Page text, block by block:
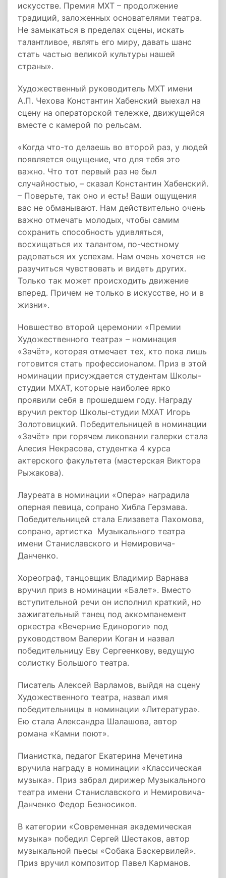
искусстве. Премия МХТ – продолжение
традиций, заложенных основателями театра.
Не замыкаться в пределах сцены, искать
талантливое, являть его миру, давать шанс
стать частью великой культуры нашей
страны».
Художественный руководитель МХТ имени
А.П. Чехова Константин Хабенский выехал на
сцену на операторской тележке, движущейся
вместе с камерой по рельсам.
«Когда что-то делаешь во второй раз, у людей
появляется ощущение, что для тебя это
важно. Что тот первый раз не был
случайностью, – сказал Константин Хабенский.
– Поверьте, так оно и есть! Ваши ощущения
вас не обманывают. Нам действительно очень
важно отмечать молодых, чтобы самим
сохранить способность удивляться,
восхищаться их талантом, по-честному
радоваться их успехам. Нам очень хочется не
разучиться чувствовать и видеть других.
Только так может происходить движение
вперед. Причем не только в искусстве, но и в
жизни».
Новшество второй церемонии «Премии
Художественного театра» – номинация
«Зачёт», которая отмечает тех, кто пока лишь
готовится стать профессионалом. Приз в этой
номинации присуждается студентам Школы-
студии МХАТ, которые наиболее ярко
проявили себя в прошедшем году. Награду
вручил ректор Школы-студии МХАТ Игорь
Золотовицкий. Победительницей в номинации
«Зачёт» при горячем ликовании галерки стала
Алесия Некрасова, студентка 4 курса
актерского факультета (мастерская Виктора
Рыжакова).
Лауреата в номинации «Опера» наградила
оперная певица, сопрано Хибла Герзмава.
Победительницей стала Елизавета Пахомова,
сопрано, артистка Музыкального театра
имени Станиславского и Немировича-
Данченко.
Хореограф, танцовщик Владимир Варнава
вручил приз в номинации «Балет». Вместо
вступительной речи он исполнил краткий, но
зажигательный танец под аккомпанемент
оркестра «Вечерние Единороги» под
руководством Валерии Коган и назвал
победительницу Еву Сергеенкову, ведущую
солистку Большого театра.
Писатель Алексей Варламов, выйдя на сцену
Художественного театра, назвал имя
победительницы в номинации «Литература».
Ею стала Александра Шалашова, автор
романа «Камни поют».
Пианистка, педагог Екатерина Мечетина
вручила награду в номинации «Классическая
музыка». Приз забрал дирижер Музыкального
театра имени Станиславского и Немировича-
Данченко Федор Безносиков.
В категории «Современная академическая
музыка» победил Сергей Шестаков, автор
музыкальной пьесы «Собака Баскервилей».
Приз вручил композитор Павел Карманов.